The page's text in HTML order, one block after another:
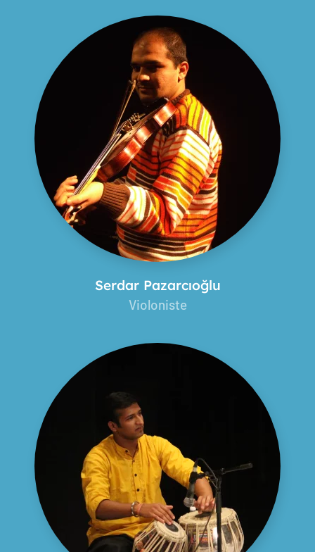
Serdar Pazarcıoğlu
Violoniste